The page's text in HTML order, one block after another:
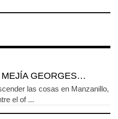
MEJÍA GEORGES…
las cosas en Manzanillo,
el of ...